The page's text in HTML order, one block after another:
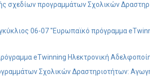
σχεδίων προγραμμάτων Σχολικών
06-07 "Ευρωπαϊκό πρόγραμμα
eTwinning Ηλεκτρονική
Σχολικών Δραστηριοτήτων: